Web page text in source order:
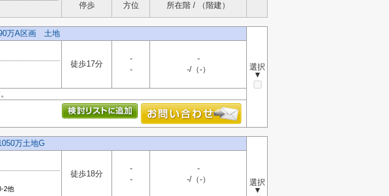
停歩
方位
所在階 / （階建）
万A区画 土地
選択
▼
徒歩17分
-
-
-
-/（-）
万土地G
選択
▼
2他
徒歩18分
-
-
-
-/（-）